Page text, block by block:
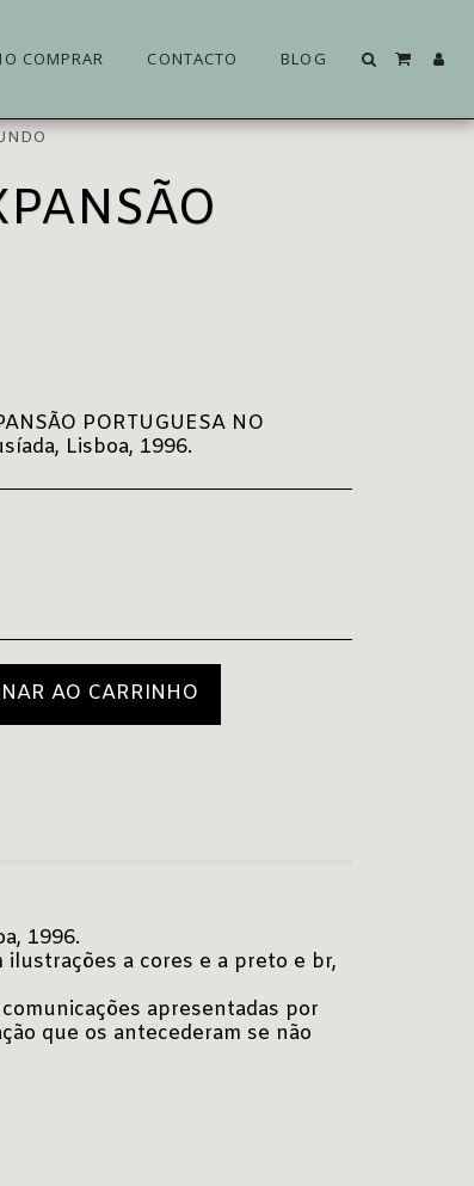
COMPRAR CONTACTO BLOG
PORTUGUESA NO
Lisboa, 1996.
AO CARRINHO
1996.
a cores e a preto e br,
apresentadas por
que os antecederam se não